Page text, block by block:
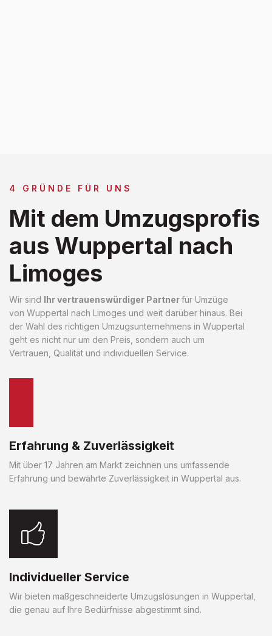
4 GRÜNDE FÜR UNS
Mit dem Umzugsprofis
aus Wuppertal nach
Limoges
Wir sind Ihr vertrauenswürdiger Partnerfür Umzüge
von Wuppertal nach Limoges und weit darüber hinaus. Bei
der Wahl des richtigen Umzugsunternehmens in Wuppertal
geht es nicht nur um den Preis, sondern auch um
Vertrauen, Qualität und individuellen Service.
Erfahrung & Zuverlässigkeit
Mit über 17 Jahren am Markt zeichnen uns umfassende
Erfahrung und bewährte Zuverlässigkeit in Wuppertal aus.
Individueller Service
Wir bieten maßgeschneiderte Umzugslösungen in Wuppertal,
die genau auf Ihre Bedürfnisse abgestimmt sind.